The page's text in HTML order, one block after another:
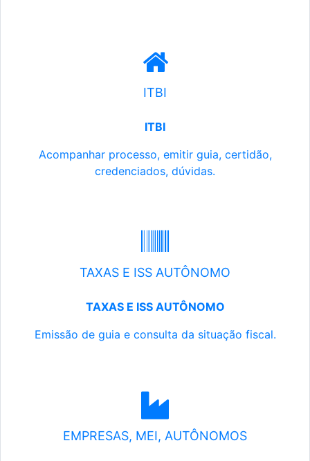
ITBI
ITBI
Acompanhar processo, emitir guia, certidão,
credenciados, dúvidas.
TAXAS E ISS AUTÔNOMO
TAXAS E ISS AUTÔNOMO
Emissão de guia e consulta da situação fiscal.
EMPRESAS, MEI, AUTÔNOMOS